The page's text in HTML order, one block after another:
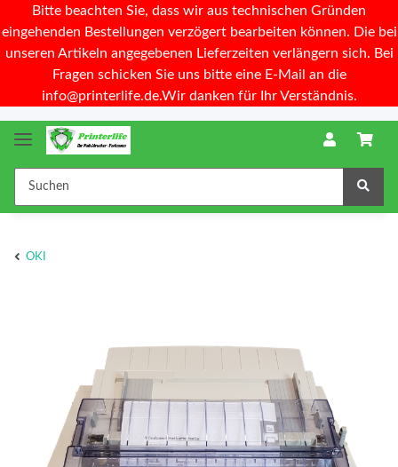
Bitte beachten Sie, dass wir aus technischen Gründen
eingehenden Bestellungen verzögert bearbeiten können. Die bei
unseren Artikeln angegebenen Lieferzeiten verlängern sich. Bei
Fragen schicken Sie uns bitte eine E-Mail an die
info@printerlife.de.Wir danken für Ihr Verständnis.
OKI